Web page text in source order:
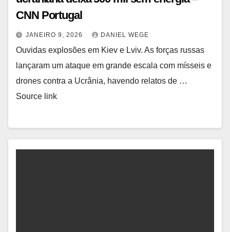
CNN Portugal
JANEIRO 9, 2026 DANIEL WEGE
Ouvidas explosões em Kiev e Lviv. As forças russas
lançaram um ataque em grande escala com mísseis e
drones contra a Ucrânia, havendo relatos de …
Source link